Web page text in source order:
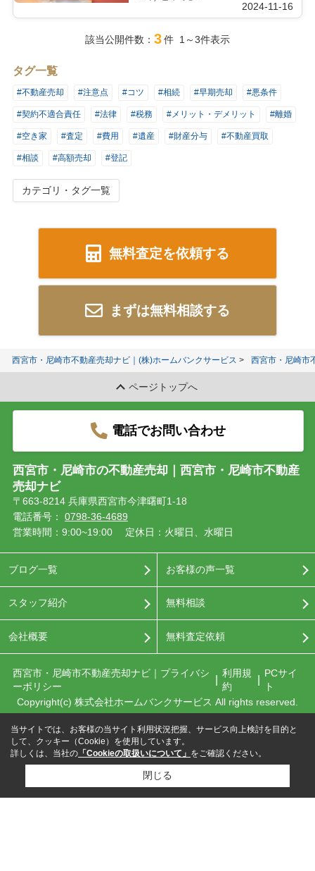
2024-11-16
該当公開件数： 3件 1～3件表示
タグ一覧
#不動産売却 #注意点 #コツ #相続 #早期売却 #悪条件
#契約不適合責任 #法律 #税務 #メリット・デメリット #離婚
#空き家 #査定 #費用 #遺産 #財産分与 #不動産買取
#相談 #高額売却 #登記
カテゴリ・タグ一覧
無料査定を依頼する
まずは無料相談する
西宮市・尼崎市不動産売却ナビ｜(株)ホームバンクサービス 西宮市・尼崎市
ページトップへ
電話でお問い合わせ
西宮市・尼崎市の不動産売却｜西宮市・尼崎市不動産
売却ナビ
〒663-8214 兵庫県西宮市今津曙町1-18
電話番号： 0798-36-4689
営業時間：9:00~19:00
定休日：火曜日、水曜日
ブログ一覧
スタッフ紹介
会社概要
お客様の声一覧
無料相談
無料査定依頼
西宮市・尼崎市不動産売却ナビ｜プライバシ
ーポリシー
利用規
約
PCサイ
ト
Copyright(c) 株式会社ホームバンクサービス All rights reserved.
当サイトでは、お客様の当サイト利用状況把握、サービス向上検討を目的と
して、クッキー（Cookie）を使用しています。
詳しくは、当社の 「Cookieの取扱いについて」 をご確認ください。
閉じる